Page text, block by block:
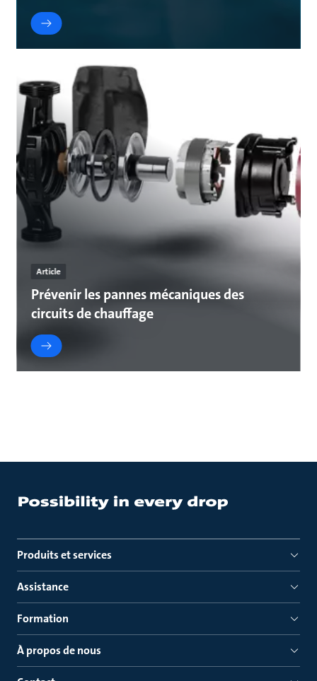
Article
Prévenir les pannes mécaniques des
circuits de chauffage
Produits et services
Assistance
Formation
À propos de nous